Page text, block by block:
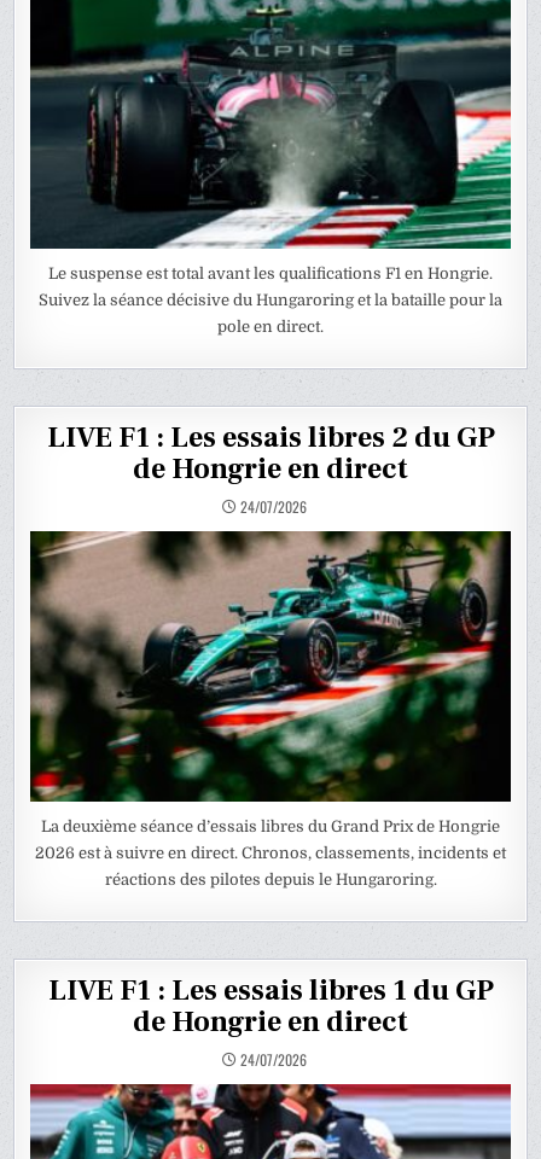
Le suspense est total avant les qualifications F1 en Hongrie.
Suivez la séance décisive du Hungaroring et la bataille pour la
pole en direct.
LIVE F1 : Les essais libres 2 du GP
de Hongrie en direct
24/07/2026
La deuxième séance d’essais libres du Grand Prix de Hongrie
2026 est à suivre en direct. Chronos, classements, incidents et
réactions des pilotes depuis le Hungaroring.
LIVE F1 : Les essais libres 1 du GP
de Hongrie en direct
24/07/2026